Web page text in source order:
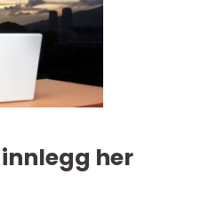
innlegg her